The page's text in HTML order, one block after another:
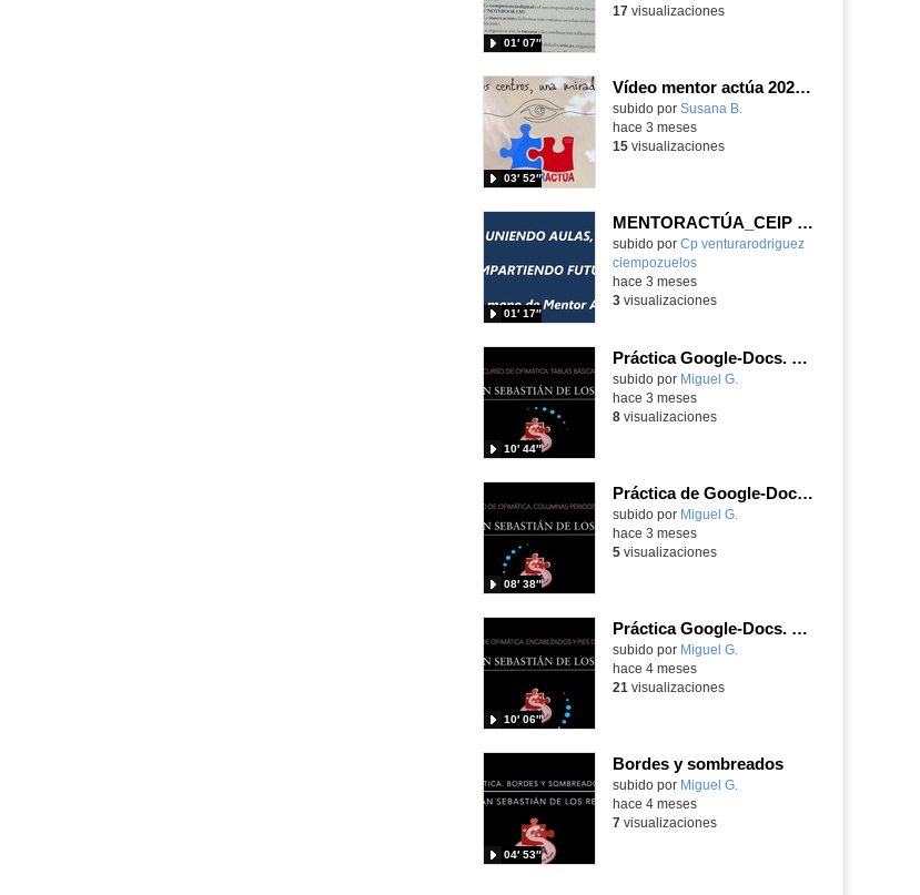
01′ 07″
17visualizaciones
Vídeo mentor actúa 2026 IES Carmen Conde y Margarita Salas
Contenido educativo.
subido por Susana B.
03′ 52″
hace 3 meses
15visualizaciones
MENTORACTÚA_CEIP VENTURA RODRÍGUEZ_CEIP VILLA ROMANA
Contenido educativo.
subido por Cp venturarodriguez
ciempozuelos
01′ 17″
-
hace 3 meses
3visualizaciones
Práctica Google-Docs. Tablas básicas
Contenido educativo.
subido por Miguel G.
10′ 44″
hace 3 meses
8visualizaciones
Práctica de Google-Docs. Columnas periodísticas
Contenido educativo.
subido por Miguel G.
08′ 38″
hace 3 meses
5visualizaciones
Práctica Google-Docs. Encabezados y pie de página
Contenido educativo.
subido por Miguel G.
10′ 06″
hace 4 meses
21 visualizaciones
Bordes y sombreados
Contenido educativo.
subido por Miguel G.
04′ 53″
hace 4 meses
7visualizaciones